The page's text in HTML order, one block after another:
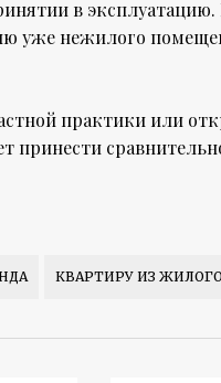
в
уже нежилого
практики или
принести
КВАРТИРУ ИЗ